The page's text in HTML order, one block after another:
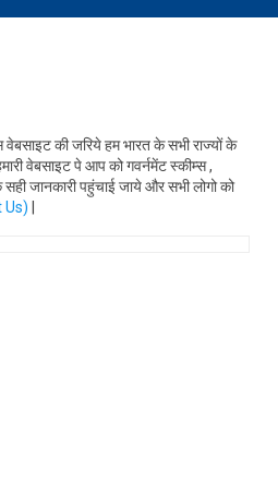
की जरिये हम भारत के सभी राज्यों के
वेबसाइट पे आप को गवर्नमेंट स्कीम्स ,
जानकारी पहुंचाई जाये और सभी लोगो को
Us)